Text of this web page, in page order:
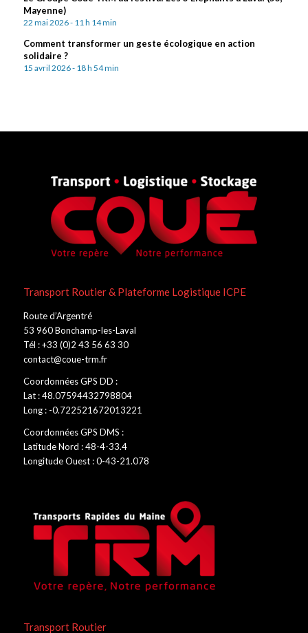
Mayenne)
22 mai 2026 - 11 h 14 min
Comment transformer un geste écologique en action
solidaire ?
15 avril 2026 - 18 h 54 min
Transport Routier & Plateforme Logistique ICPE
Route d’Argentré
53 960 Bonchamp-les-Laval
Tél : +33 (0)2 43 56 63 30
contact@coue-trm.fr
Coordonnées GPS DD :
Lat : 48.07594432798804
Long : -0.722521672013221
Coordonnées GPS DMS :
Latitude Nord : 48-4-33.4
Longitude Ouest : 0-43-21.078
Transport Routier